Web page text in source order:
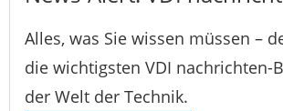
Alles, was Sie wissen müssen –
die wichtigsten VDI nachrichten-
der Welt der Technik.